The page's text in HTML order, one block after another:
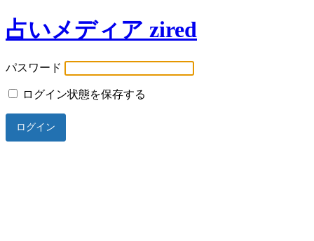
占いメディア zired
パスワード
ログイン状態を保存する